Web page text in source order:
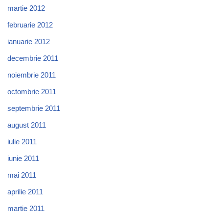
martie 2012
februarie 2012
ianuarie 2012
decembrie 2011
noiembrie 2011
octombrie 2011
septembrie 2011
august 2011
iulie 2011
iunie 2011
mai 2011
aprilie 2011
martie 2011